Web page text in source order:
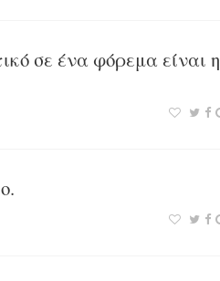
σε ένα φόρεμα είναι η